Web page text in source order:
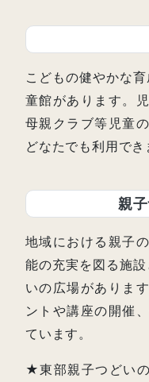
こどもの健やかな
童館があります。
母親クラブ等児童
どなたでも利用でき
親
地域における親子
能の充実を図る施
いの広場がありま
ントや講座の開催
ています。
★東部親子つどい